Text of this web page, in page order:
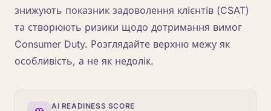
знижують показник задоволення клієнтів (CSAT)
та створюють ризики щодо дотримання вимог
Consumer Duty. Розглядайте верхню межу як
особливість, а не як недолік.
AI READINESS SCORE